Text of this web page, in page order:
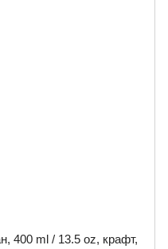
400 ml / 13.5 oz, крафт,